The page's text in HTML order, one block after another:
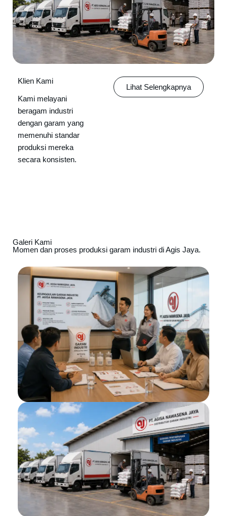
Klien Kami
Kami melayani
beragam industri
dengan garam yang
memenuhi standar
produksi mereka
secara konsisten.
Lihat Selengkapnya
Galeri Kami
Momen dan proses produksi garam industri di Agis Jaya.